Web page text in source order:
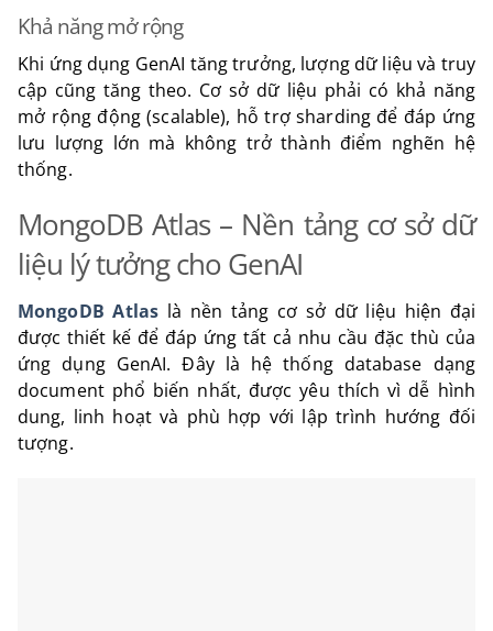
Khả năng mở rộng
Khi ứng dụng GenAI tăng trưởng, lượng dữ liệu và truy
cập cũng tăng theo. Cơ sở dữ liệu phải có khả năng
mở rộng động (scalable), hỗ trợ sharding để đáp ứng
lưu lượng lớn mà không trở thành điểm nghẽn hệ
thống.
MongoDB Atlas – Nền tảng cơ sở dữ
liệu lý tưởng cho GenAI
MongoDB Atlaslà nền tảng cơ sở dữ liệu hiện đại
được thiết kế để đáp ứng tất cả nhu cầu đặc thù của
ứng dụng GenAI. Đây là hệ thống database dạng
document phổ biến nhất, được yêu thích vì dễ hình
dung, linh hoạt và phù hợp với lập trình hướng đối
tượng.